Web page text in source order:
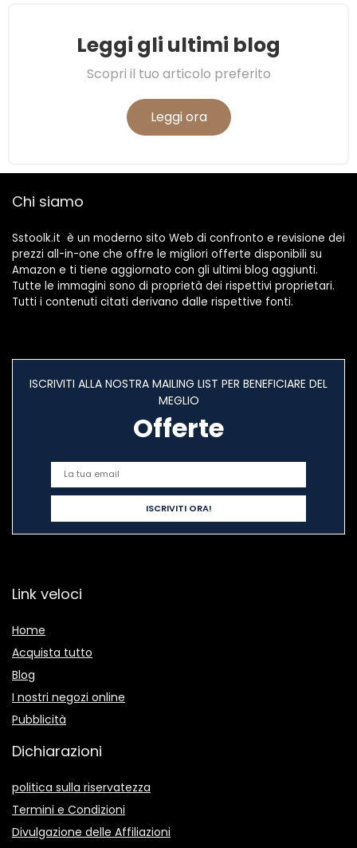
Leggi gli ultimi blog
Scopri il tuo articolo preferito
Leggi ora
Chi siamo
Sstoolk.it è un moderno sito Web di confronto e revisione dei
prezzi all-in-one che offre le migliori offerte disponibili su
Amazon e ti tiene aggiornato con gli ultimi blog aggiunti.
Tutte le immagini sono di proprietà dei rispettivi proprietari.
Tutti i contenuti citati derivano dalle rispettive fonti.
ISCRIVITI ALLA NOSTRA MAILING LIST PER BENEFICIARE DEL
MEGLIO
Offerte
Link veloci
Home
Acquista tutto
Blog
I nostri negozi online
Pubblicità
Dichiarazioni
politica sulla riservatezza
Termini e Condizioni
Divulgazione delle Affiliazioni